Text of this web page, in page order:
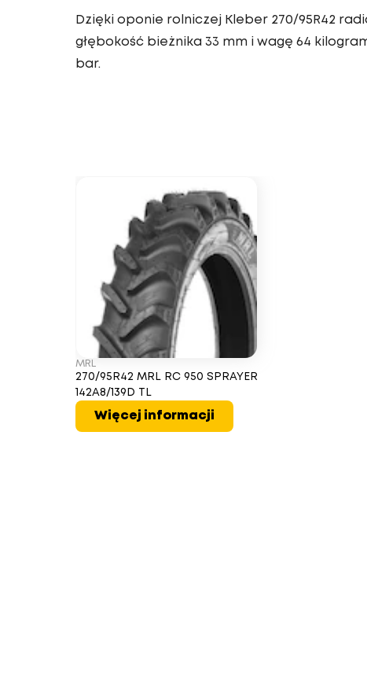
Dzięki oponie rolniczej Kleber 270/95R42
głębokość bieżnika 33 mm i wagę 64
bar.
MRL
270/95R42 MRL RC 950 SPRAYER
142A8/139D TL
Więcej informacji